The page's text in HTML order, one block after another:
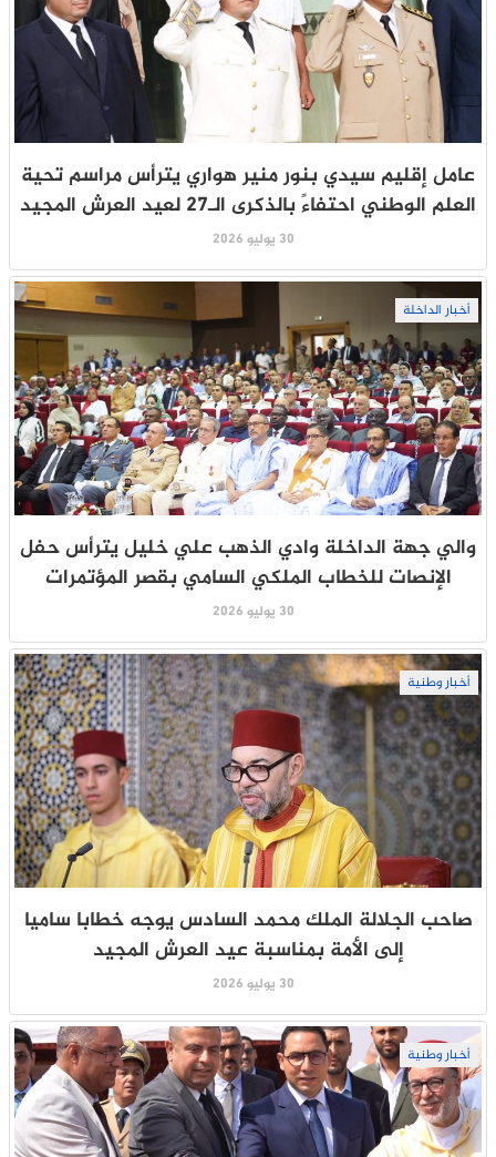
عامل إقليم سيدي بنور منير هواري يترأس مراسم تحية
العلم الوطني احتفاءً بالذكرى الـ27 لعيد العرش المجيد
30 يوليو 2026
أخبار الداخلة
والي جهة الداخلة وادي الذهب علي خليل يترأس حفل
الإنصات للخطاب الملكي السامي بقصر المؤتمرات
30 يوليو 2026
أخبار وطنية
صاحب الجلالة الملك محمد السادس يوجه خطابا ساميا
إلى الأمة بمناسبة عيد العرش المجيد
30 يوليو 2026
أخبار وطنية